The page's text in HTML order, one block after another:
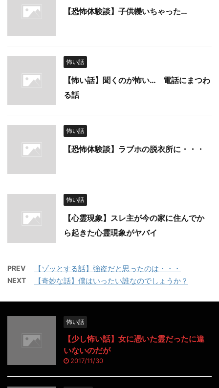
【恐怖体験談】子供轢いちゃった…
怖い話
【怖い話】聞くのが怖い… 電話にまつわ
る話
怖い話
【恐怖体験談】ラブホの脱衣所に・・・
怖い話
【心霊現象】スレ主が今の家に住んでか
ら起きた心霊現象がヤバイ
PREV 【ゾッとする話】強盗だと思ったのは・・・
NEXT 【奇妙な話】僕はいったい誰なのでしょうか？
怖い話
【少し怖い話】女に憑いた霊だったに違
いないのだが
2017/11/30